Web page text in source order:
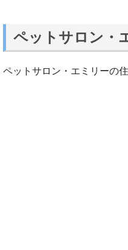
ペットサロン・
ペットサロン・エミリーの